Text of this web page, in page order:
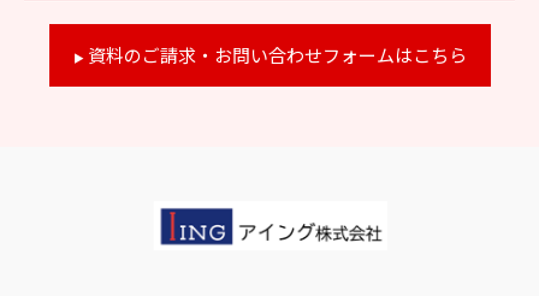
▶資料のご請求・お問い合わせフォームはこちら